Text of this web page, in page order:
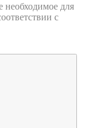
необходимое для
с